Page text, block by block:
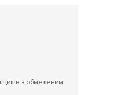
з обмеженим